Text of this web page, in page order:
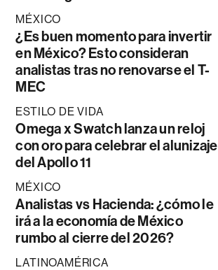
MÉXICO
¿Es buen momento para invertir
en México? Esto consideran
analistas tras no renovarse el T-
MEC
ESTILO DE VIDA
Omega x Swatch lanza un reloj
con oro para celebrar el alunizaje
del Apollo 11
MÉXICO
Analistas vs Hacienda: ¿cómo le
irá a la economía de México
rumbo al cierre del 2026?
LATINOAMÉRICA